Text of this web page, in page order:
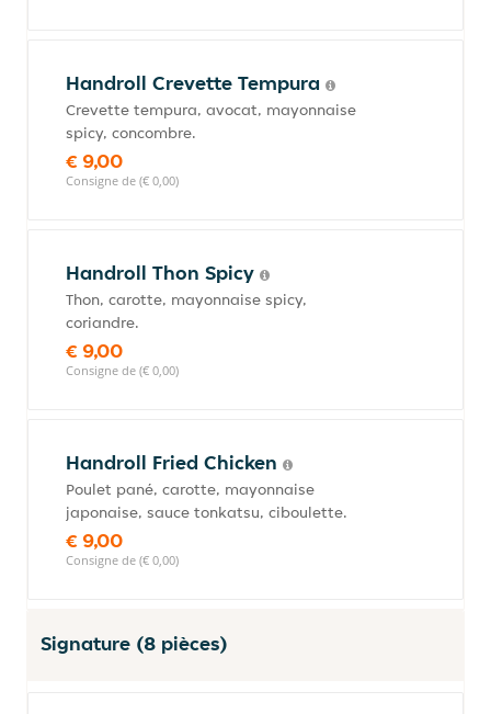
Handroll Crevette Tempura
Crevette tempura, avocat, mayonnaise
spicy, concombre.
€ 9,00
Consigne de (€ 0,00)
Handroll Thon Spicy
Thon, carotte, mayonnaise spicy,
coriandre.
€ 9,00
Consigne de (€ 0,00)
Handroll Fried Chicken
Poulet pané, carotte, mayonnaise
japonaise, sauce tonkatsu, ciboulette.
€ 9,00
Consigne de (€ 0,00)
Signature (8 pièces)